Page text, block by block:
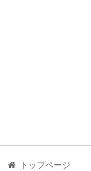
トップページ